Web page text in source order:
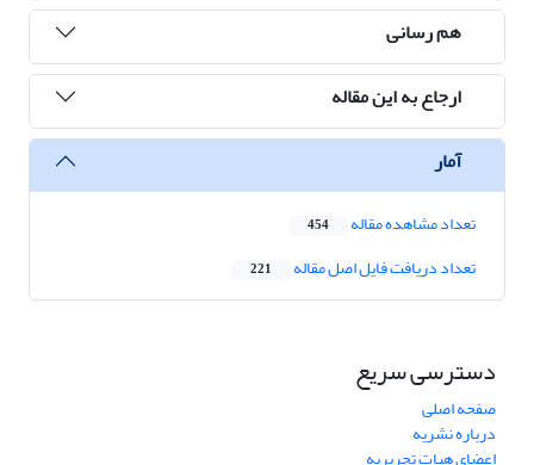
هم رسانی
ارجاع به این مقاله
آمار
تعداد مشاهده مقاله 454
تعداد دریافت فایل اصل مقاله 221
دسترسی سریع
صفحه اصلی
درباره نشریه